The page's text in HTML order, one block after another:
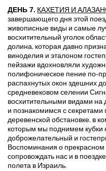
ДЕНЬ 7. КАХЕТИЯ И
завершающего дня этой
живописные виды и самые
восхитительный уголок
долина, которая давно
виноделия и эталоном
пейзажи вдохновляли
полифоническое пение по-
распахнутых окон здешних
средневековом селении
восхитительными видами
и познакомимся с секретами
деревенской обстановке, в
которым мы поднимем кубки
доброжелательный и
Воспоминания о прекрасном
сопровождать нас и в
полета в Израиль.